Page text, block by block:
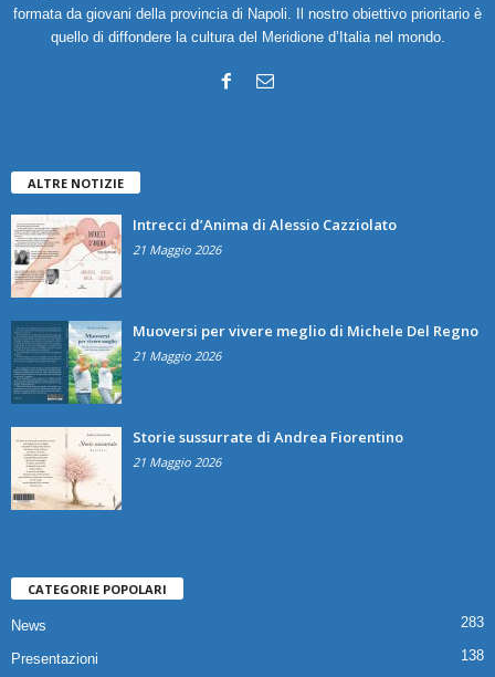
formata da giovani della provincia di Napoli. Il nostro obiettivo prioritario è
quello di diffondere la cultura del Meridione d’Italia nel mondo.
ALTRE NOTIZIE
Intrecci d’Anima di Alessio Cazziolato
21 Maggio 2026
Muoversi per vivere meglio di Michele Del Regno
21 Maggio 2026
Storie sussurrate di Andrea Fiorentino
21 Maggio 2026
CATEGORIE POPOLARI
News 283
Presentazioni 138